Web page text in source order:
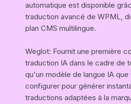
automatique est disponible
traduction avancé de WPML,
plan CMS multilingue.
Weglot: Fournit une première
traduction IA dans le cadre de
qu'un modèle de langue IA
configurer pour générer
traductions adaptées à la